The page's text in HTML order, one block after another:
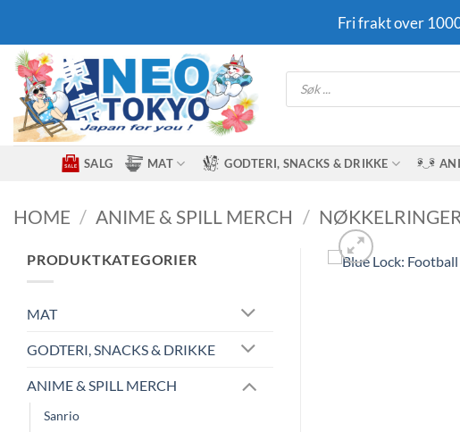
content
Fri frakt over
Products
search
SALG MAT GODTERI, SNACKS & DRIKKE
HOME / ANIME & SPILL MERCH / NØKKELRINGER
PRODUKTKATEGORIER
MAT
GODTERI, SNACKS & DRIKKE
ANIME & SPILL MERCH
Sanrio